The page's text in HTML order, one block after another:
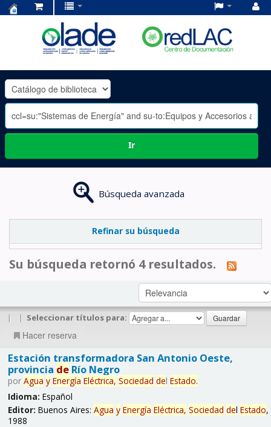
OLADE
-
Ir
Búsqueda avanzada
Refinar su búsqueda
Su búsqueda retornó 4 resultados.
| | Seleccionar títulos para:
Hacer reserva
Estación transformadora San Antonio Oeste,
provincia deRío Negro
por Agua y Energía Eléctrica, Sociedad del Estado.
Idioma: Español
Editor: Buenos Aires: Agua y Energía Eléctrica, Sociedad del Estado,
1988